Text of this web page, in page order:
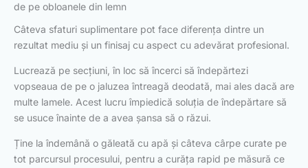
de pe obloanele din lemn
Câteva sfaturi suplimentare pot face diferența dintre un
rezultat mediu și un finisaj cu aspect cu adevărat profesional.
Lucrează pe secțiuni, în loc să încerci să îndepărtezi
vopseaua de pe o jaluzea întreagă deodată, mai ales dacă are
multe lamele. Acest lucru împiedică soluția de îndepărtare să
se usuce înainte de a avea șansa să o răzui.
Ține la îndemână o găleată cu apă și câteva cârpe curate pe
tot parcursul procesului, pentru a curăța rapid pe măsură ce